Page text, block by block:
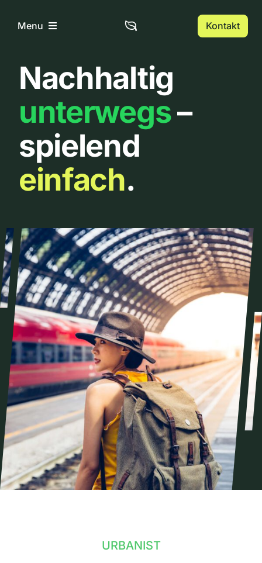
InhaltMenu
Home
Über uns
Urbanlist
Kontakt
Nachhaltig
unterwegs–
spielend
einfach.
URBANIST